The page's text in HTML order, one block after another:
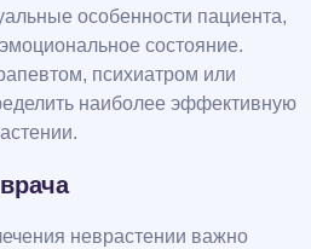
особенности пациента,
состояние.
психиатром или
наиболее эффективную
неврастении важно